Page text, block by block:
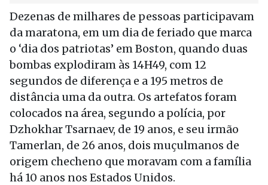
Dezenas de milhares de pessoas participavam
da maratona, em um dia de feriado que marca
o ‘dia dos patriotas’ em Boston, quando duas
bombas explodiram às 14H49, com 12
segundos de diferença e a 195 metros de
distância uma da outra. Os artefatos foram
colocados na área, segundo a polícia, por
Dzhokhar Tsarnaev, de 19 anos, e seu irmão
Tamerlan, de 26 anos, dois muçulmanos de
origem checheno que moravam com a família
há 10 anos nos Estados Unidos.